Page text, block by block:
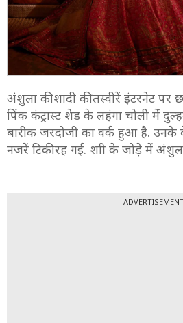
अंशुला की शादी की तस्वीरें इंटरनेट
पिंक कंट्रास्ट शेड के लहंगा चोली में
बारीक जरदोजी का वर्क हुआ है. उनके
नजरें टिकी रह गईं. शाी के जोड़े में